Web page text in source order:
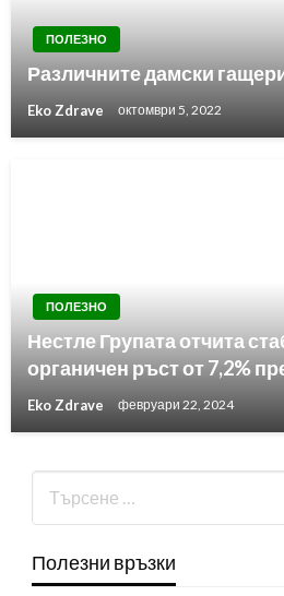
ПОЛЕЗНО
Различните дамски
Eko Zdrave октомври 5, 2022
ПОЛЕЗНО
Нестле Групата отчита
органичен ръст от 7,2%
Eko Zdrave февруари 22, 2024
Полезни връзки